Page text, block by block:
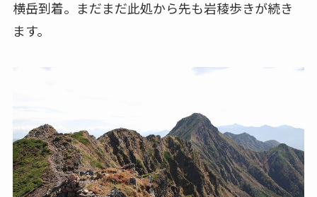
横岳到着。まだまだ此処から先も岩稜歩きが続き
ます。